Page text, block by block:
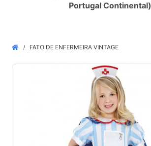
Portugal Continental)
FATO DE ENFERMEIRA VINTAGE